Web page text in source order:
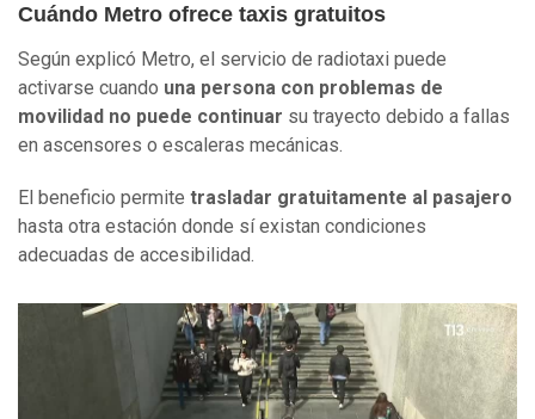
Cuándo Metro ofrece taxis gratuitos
Según explicó Metro, el servicio de radiotaxi puede
activarse cuando una persona con problemas de
movilidad no puede continuar su trayecto debido a fallas
en ascensores o escaleras mecánicas.
El beneficio permite trasladar gratuitamente al pasajero
hasta otra estación donde sí existan condiciones
adecuadas de accesibilidad.